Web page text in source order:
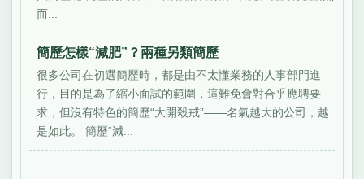
而...
簡歷怎樣“減肥”？兩種另類簡歷
很多公司在初選簡歷時，都是由不太懂業務的人事部門進
行，目的是為了縮小面試的範圍，這難免會對合乎應聘要
求，但沒有特色的簡歷“大開殺戒”——名氣越大的公司，越
是如此。 簡歷“減...